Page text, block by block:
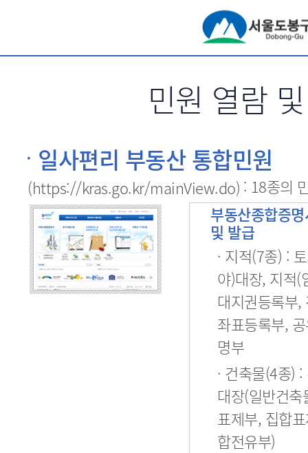
민원 열람
일사편리 부동산 통합민원
(https://kras.go.kr/mainView.do) : 18종의
부동산종합증
및 발급
· 지적(7종) :
야)대장, 지적(
대지권등록부,
좌표등록부,
명부
· 건축물(4종)
대장(일반건축
표제부, 집합
합전유부)